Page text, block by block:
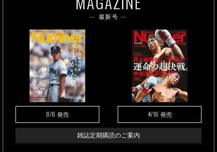
最新号
8/6 発売 4/16 発売
雑誌定期購読のご案内